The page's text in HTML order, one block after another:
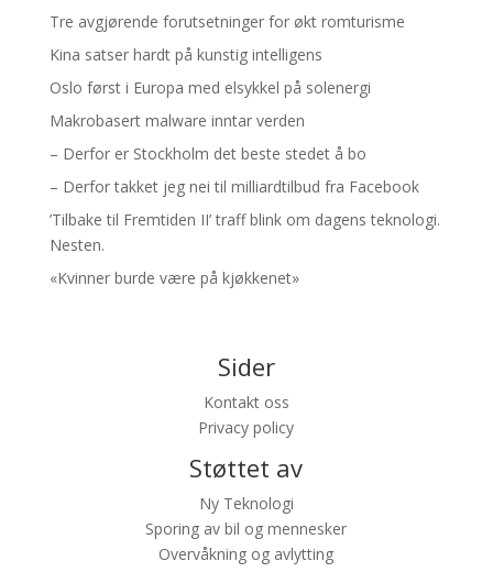
Tre avgjørende forutsetninger for økt romturisme
Kina satser hardt på kunstig intelligens
Oslo først i Europa med elsykkel på solenergi
Makrobasert malware inntar verden
– Derfor er Stockholm det beste stedet å bo
– Derfor takket jeg nei til milliardtilbud fra Facebook
’Tilbake til Fremtiden II’ traff blink om dagens teknologi.
Nesten.
«Kvinner burde være på kjøkkenet»
Sider
Kontakt oss
Privacy policy
Støttet av
Ny Teknologi
Sporing av bil og mennesker
Overvåkning og avlytting